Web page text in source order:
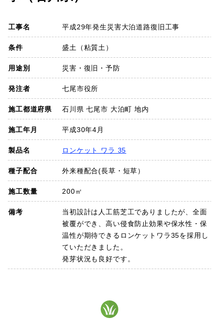
会社概要
お知らせ
採用情報
プライバシーポリシー
お問い合わせ
工事名 平成29年発生災害大泊道路復旧工事
条件 盛土（粘質土）
用途別 災害・復旧・予防
発注者 七尾市役所
施工都道府県 石川県 七尾市 大泊町 地内
施工年月 平成30年4月
製品名 ロンケット ワラ 35
種子配合 外来種配合(長草・短草）
施工数量 200㎡
備考
当初設計は人工筋芝工でありましたが、全面
被覆ができ、高い侵食防止効果や保水性・保
温性が期待できるロンケットワラ35を採用し
ていただきました。
発芽状況も良好です。